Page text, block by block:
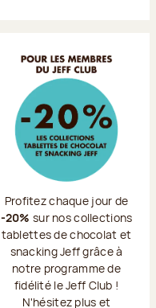
Profitez chaque jour de
-20% sur nos collections
tablettes de chocolat et
snacking Jeff grâce à
notre programme de
fidélité le Jeff Club !
N'hésitez plus et